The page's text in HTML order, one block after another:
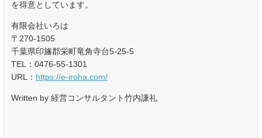
を得意としています。
有限会社いろは
〒270-1505
千葉県印旛郡栄町竜角寺台5-25-5
TEL：0476-55-1301
URL： https://e-iroha.com/
Written by 経営コンサルタント竹内謙礼